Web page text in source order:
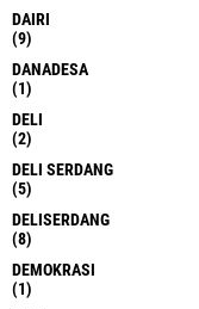
DAIRI
(9)
DANADESA
(1)
DELI
(2)
DELI SERDANG
(5)
DELISERDANG
(8)
DEMOKRASI
(1)